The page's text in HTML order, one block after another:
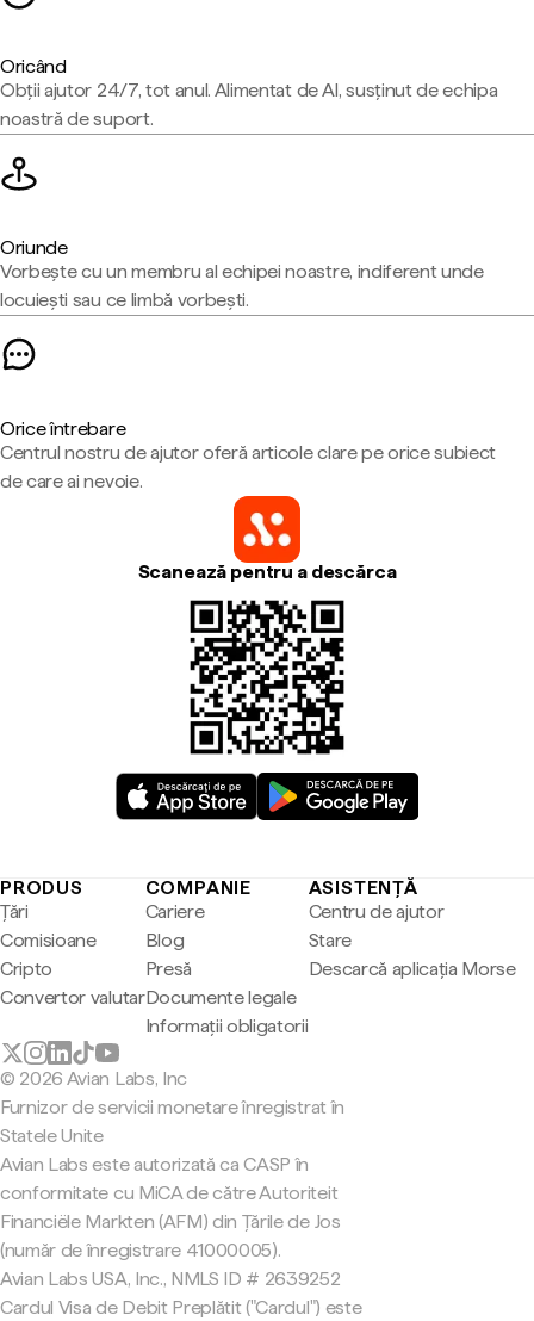
Oricând
Obții ajutor 24/7, tot anul. Alimentat de AI, susținut de echipa
noastră de suport.
Oriunde
Vorbește cu un membru al echipei noastre, indiferent unde
locuiești sau ce limbă vorbești.
Orice întrebare
Centrul nostru de ajutor oferă articole clare pe orice subiect
de care ai nevoie.
Scanează pentru a descărca
PRODUS
Țări
Comisioane
Cripto
Convertor valutar
COMPANIE
Cariere
Blog
Presă
Documente legale
Informații obligatorii
ASISTENȚĂ
Centru de ajutor
Stare
Descarcă aplicația Morse
© 2026 Avian Labs, Inc
Furnizor de servicii monetare înregistrat în
Statele Unite
Avian Labs este autorizată ca CASP în
conformitate cu MiCA de către Autoriteit
Financiële Markten (AFM) din Țările de Jos
(număr de înregistrare 41000005).
Avian Labs USA, Inc., NMLS ID # 2639252
Cardul Visa de Debit Preplătit ("Cardul") este